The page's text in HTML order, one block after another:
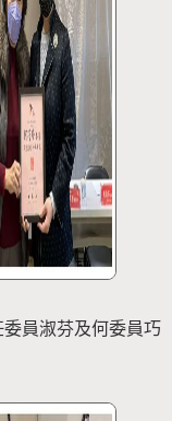
員淑芬及何委員巧